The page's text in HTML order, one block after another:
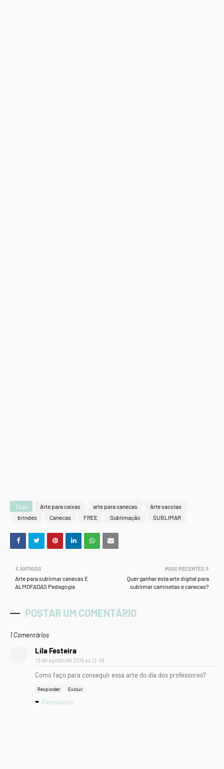
Tags Arte para caixas arte para canecas
Arte sacolas
brindes
Canecas FREE Sublimação SUBLIMAR
MAIS RECENTES
Quer ganhar esta arte digital para
sublimar camisetas e canecas?
ANTIGOS
Arte para sublimar canecas E
ALMOFADAS Pedagogia
POSTAR UM COMENTÁRIO
1 Comentários
Lila Festeira
13 de agosto de 2019 às 12:49
Como faço para conseguir essa arte do dia dos professores?
Responder Excluir
Respostas